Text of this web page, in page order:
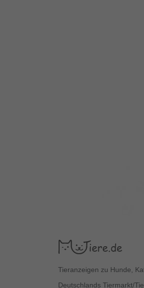
Tieranzeigen zu Hunde,
Deutschlands Tiermarkt/